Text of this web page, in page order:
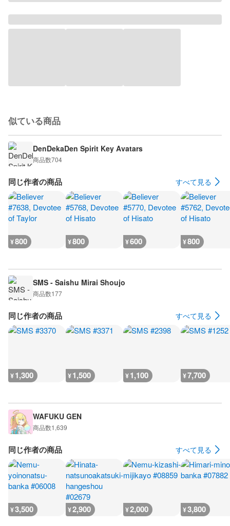
似ている商品
DenDekaDen Spirit Key Avatars
商品数704
同じ作者の商品 すべて見る
¥800 ¥800 ¥600 ¥800
SMS - Saishu Mirai Shoujo
商品数177
同じ作者の商品 すべて見る
¥1,300 ¥1,500 ¥1,100 ¥7,700
WAFUKU GEN
商品数1,639
同じ作者の商品 すべて見る
¥3,500 ¥2,900 ¥2,000 ¥3,800